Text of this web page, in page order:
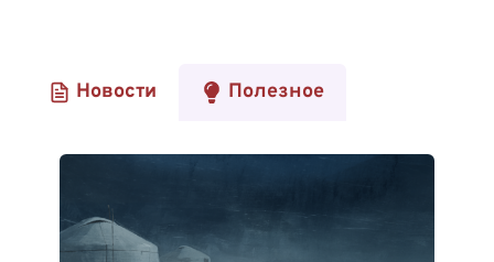
Новости Полезное